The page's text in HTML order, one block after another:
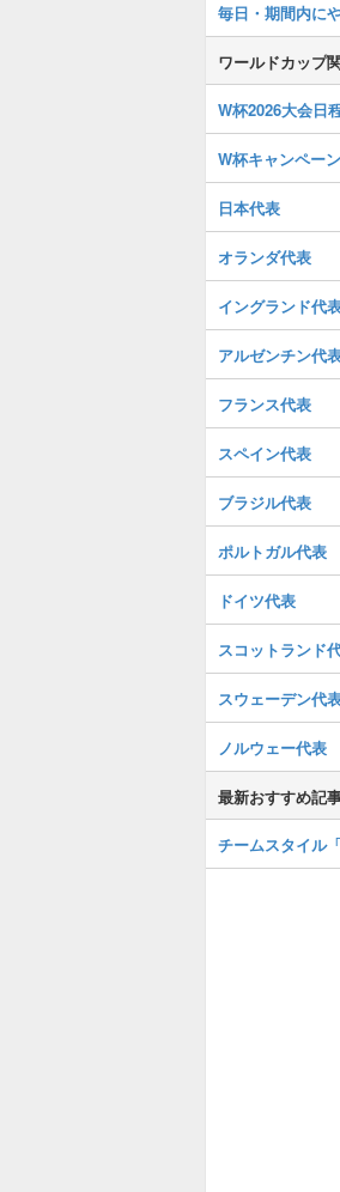
毎日・期間内に
ワールドカップ
W杯2026大会日
W杯キャンペー
日本代表
オランダ代表
イングランド代
アルゼンチン代
フランス代表
スペイン代表
ブラジル代表
ポルトガル代表
ドイツ代表
スコットランド
スウェーデン代
ノルウェー代表
最新おすすめ記
チームスタイル